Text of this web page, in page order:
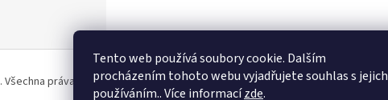
Tento web používá soubory cookie. Dalším
procházením tohoto webu vyjadřujete souhlas s jejich
používáním.. Více informacízde.
. Všechna práva vyhrazena.